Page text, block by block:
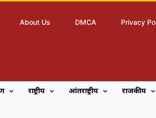
About Us DMCA Privacy
राष्ट्रीय आंतराष्ट्रीय
राजकीय